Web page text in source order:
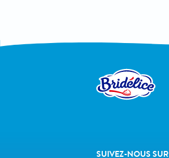
SUIVEZ-NOUS SUR